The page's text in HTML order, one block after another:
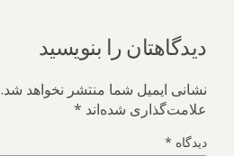
دیدگاهتان را بنویسید
نشانی ایمیل شما منتشر نخواهد شد.
علامت‌گذاری شده‌اند *
دیدگاه *